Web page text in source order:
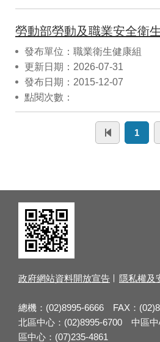
發布單位：職業衛生健康組
更新日期：2026-07-31
發布日期：2015-12-07
點閱次數：
1
政府網站資料開放宣告 隱私權及
總機：(02)8995-6666 FAX：
北區中心：(02)8995-6700 中區
區中心：(07)235-4861